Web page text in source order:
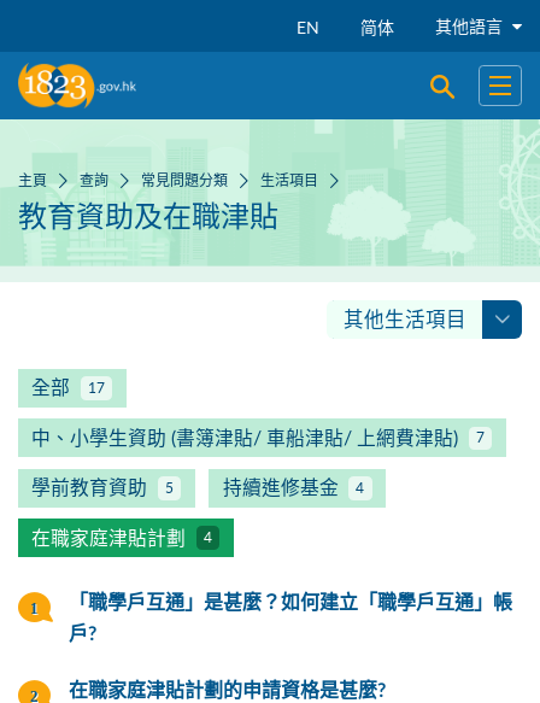
EN 简体 其他語言
開啟搜尋
開啟
主頁 查詢 常見問題分類 生活項目
教育資助及在職津貼
其他生活項目
全部 17
中、小學生資助 (書簿津貼/ 車船津貼/ 上網費津貼) 7
學前教育資助 5 持續進修基金 4
在職家庭津貼計劃 4
「職學戶互通」是甚麼？如何建立「職學戶互通」帳
戶?
在職家庭津貼計劃的申請資格是甚麼?